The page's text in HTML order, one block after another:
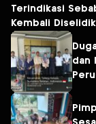
Terindikasi
Kembali
dan